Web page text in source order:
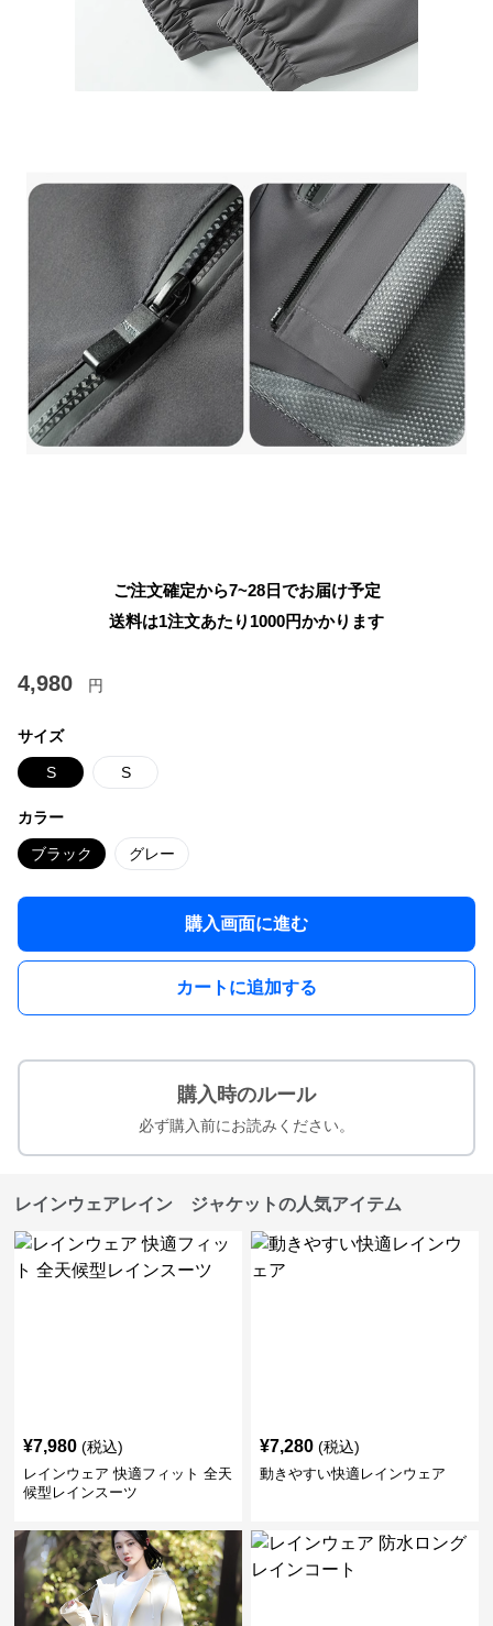
ご注文確定から7~28日でお届け予定
送料は1注文あたり 1000円かかります
4,980 円
サイズ
S S
カラー
ブラック グレー
購入画面に進む
カートに追加する
購入時のルール
必ず購入前にお読みください。
レインウェアレイン ジャケットの人気アイテム
¥7,980 (税込)
レインウェア 快適フィット 全天
候型レインスーツ
¥7,280 (税込)
動きやすい快適レインウェア